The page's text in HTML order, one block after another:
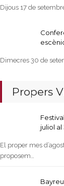
Dijous 17 de
Dimecres 30 de
Propers
juliol al
El proper mes
proposem…